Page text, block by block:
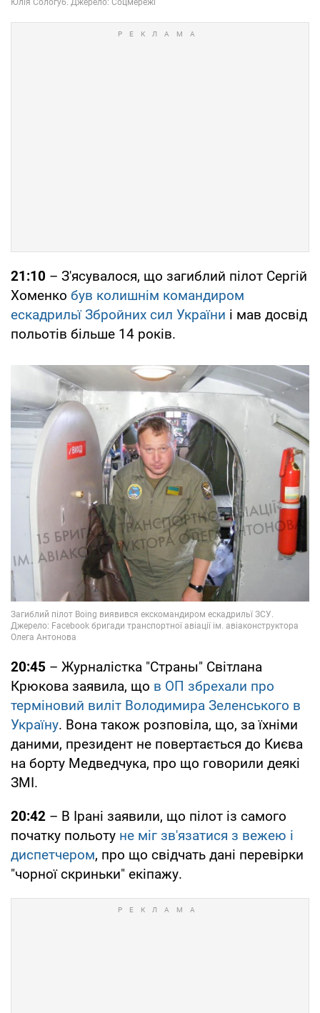
21:10 – З'ясувалося, що загиблий пілот Сергій
Хоменко був колишнім командиром
ескадрильї Збройних сил України і мав досвід
польотів більше 14 років.
20:45 – Журналістка "Страны" Світлана
Крюкова заявила, що в ОП збрехали про
терміновий виліт Володимира Зеленського в
Україну. Вона також розповіла, що, за їхніми
даними, президент не повертається до Києва
на борту Медведчука, про що говорили деякі
ЗМІ.
20:42 – В Ірані заявили, що пілот із самого
початку польоту не міг зв'язатися з вежею і
диспетчером, про що свідчать дані перевірки
"чорної скриньки" екіпажу.